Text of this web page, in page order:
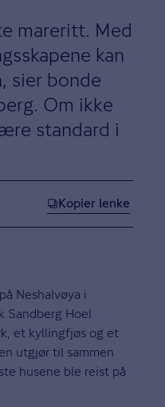
mareritt. Med
kan
sier bonde
Om ikke
standard i
Kopier lenke
Neshalvøya i
Sandberg Hoel
et kyllingfjøs og et
utgjør til sammen
husene ble reist på